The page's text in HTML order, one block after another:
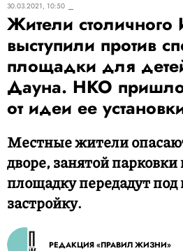
30.03.2021, 10:50
Жители столичного
выступили против
площадки для
Дауна. НКО
от идеи ее
Местные жители
дворе, занятой парковки
площадку передадут
застройку.
РЕДАКЦИЯ «ПРАВИЛ ЖИЗНИ»